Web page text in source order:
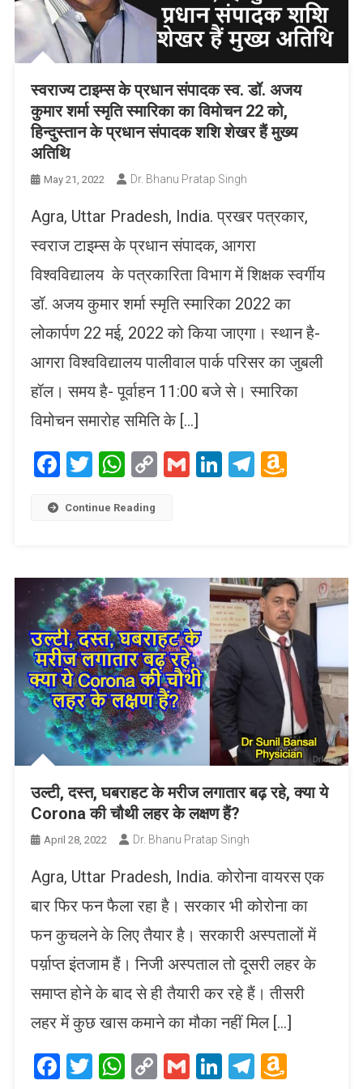
स्वराज्य टाइम्स के प्रधान संपादक स्व. डॉ. अजय
कुमार शर्मा स्मृति स्मारिका का विमोचन 22 को,
हिन्दुस्तान के प्रधान संपादक शशि शेखर हैं मुख्य
अतिथि
May 21, 2022 Dr. Bhanu Pratap Singh
Agra, Uttar Pradesh, India. प्रखर पत्रकार,
स्वराज टाइम्स के प्रधान संपादक, आगरा
विश्वविद्यालय के पत्रकारिता विभाग में शिक्षक स्वर्गीय
डॉ. अजय कुमार शर्मा स्मृति स्मारिका 2022 का
लोकार्पण 22 मई, 2022 को किया जाएगा। स्थान है-
आगरा विश्वविद्यालय पालीवाल पार्क परिसर का जुबली
हॉल। समय है- पूर्वाहन 11:00 बजे से। स्मारिका
विमोचन समारोह समिति के […]
Facebook
TwitterWhatsApp
CopyGmailLinkedIn
Telegram
Continue Reading
उल्टी, दस्त, घबराहट के मरीज लगातार बढ़ रहे, क्या ये
Corona की चौथी लहर के लक्षण हैं?
April 28, 2022 Dr. Bhanu Pratap Singh
Agra, Uttar Pradesh, India. कोरोना वायरस एक
बार फिर फन फैला रहा है। सरकार भी कोरोना का
फन कुचलने के लिए तैयार है। सरकारी अस्पतालों में
पर्य़ाप्त इंतजाम हैं। निजी अस्पताल तो दूसरी लहर के
समाप्त होने के बाद से ही तैयारी कर रहे हैं। तीसरी
लहर में कुछ खास कमाने का मौका नहीं मिल […]
Facebook
Twitter
WhatsApp
CopyGmailLinkedIn
Telegram